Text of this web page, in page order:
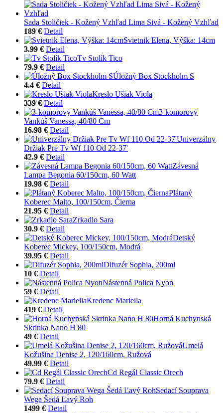
Sada Stoličiek - Kožený Vzhľad Lima Sivá - Kožený Vzhľad
189 € Detail
Svietnik Elena, Výška: 14cm
3.99 € Detail
Tv Stolík Tico
79.9 € Detail
Úložný Box Stockholm S
4.4 € Detail
Kreslo Ušiak Viola
339 € Detail
3-komorový
Vankúš Vanessa, 40/80 Cm
16.98 € Detail
Univerzálny
Držiak Pre Tv Wf 110 Od 22-37'
42.9 € Detail
Závesná
Lampa Begonia 60/150cm, 60 Watt
19.98 € Detail
Plátaný
Koberec Malto, 100/150cm, Čierna
21.95 € Detail
Zrkadlo Sara
30.9 € Detail
Detský
Koberec Mickey, 100/150cm, Modrá
39.95 € Detail
Difuzér Sophia, 200ml
10 € Detail
Nástenná Polica Nyon
59 € Detail
Kredenc Mariella
419 € Detail
Horná Kuchynská
Skrinka Nano H 80
49 € Detail
Umelá
Kožušina Denise 2, 120/160cm, Ružová
49.99 € Detail
Cd Regál Classic Orech
79.9 € Detail
Sedací Souprava
Wega Šedá Ľavý Roh
1499 € Detail